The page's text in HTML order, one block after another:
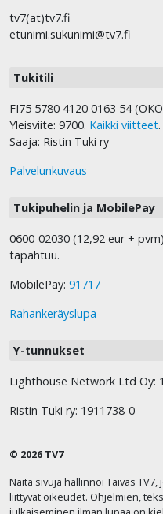
tv7(at)tv7.fi
etunimi.sukunimi@tv7.fi
Tukitili
FI75 5780 4120 0163 54
Yleisviite: 9700. Kaikki viitteet.
Saaja: Ristin Tuki ry
Palvelunkuvaus
Tukipuhelin ja MobilePay
0600-02030 (12,92 eur +
tapahtuu.
MobilePay: 91717
Rahankeräyslupa
Y-tunnukset
Lighthouse Network Ltd Oy:
Ristin Tuki ry: 1911738-0
© 2026 TV7
Näitä sivuja hallinnoi Taivas
liittyvät oikeudet. Ohjelmien,